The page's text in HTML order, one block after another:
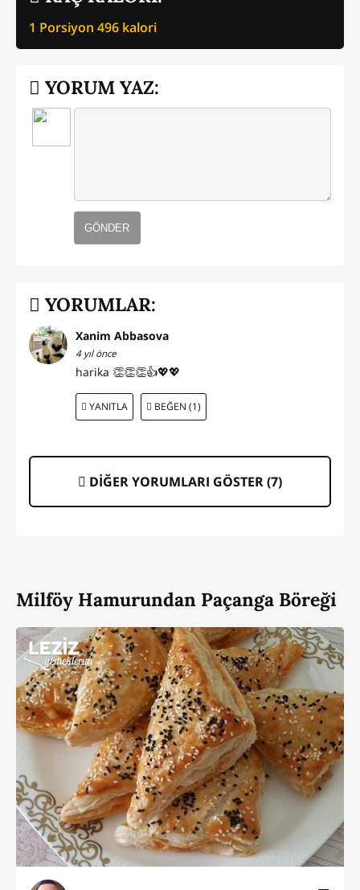
1 Porsiyon 496 kalori
YORUM YAZ:
GÖNDER
YORUMLAR:
Xanim Abbasova
4 yıl önce
harika 👏👏👏👍💖💖
YANITLA BEĞEN (1)
DİĞER YORUMLARI GÖSTER (7)
Milföy Hamurundan Paçanga Böreği